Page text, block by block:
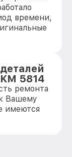
времени,
5814
ремонта
Вашему
имеются